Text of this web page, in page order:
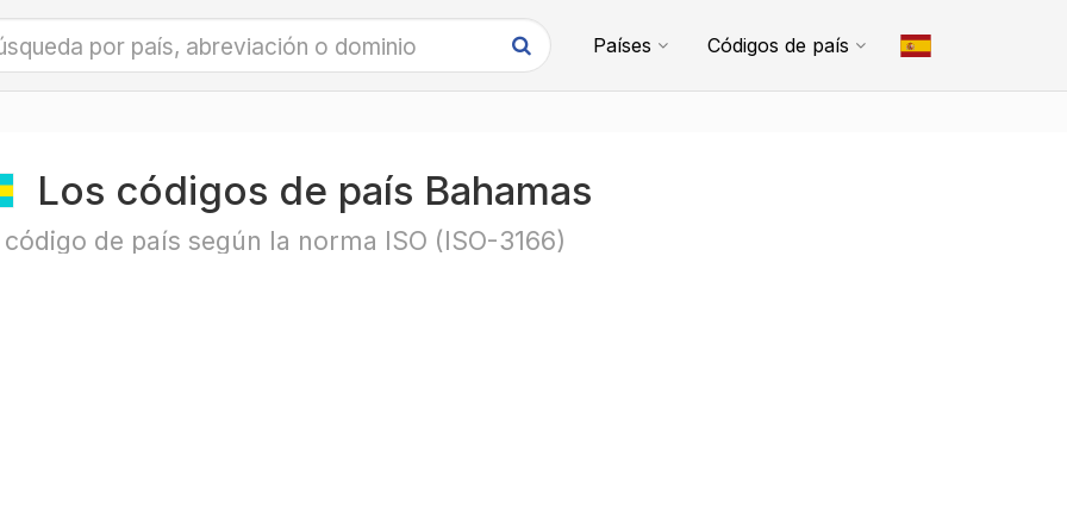
Países Códigos de país
Los códigos de país Bahamas
de país según la norma ISO (ISO-3166)